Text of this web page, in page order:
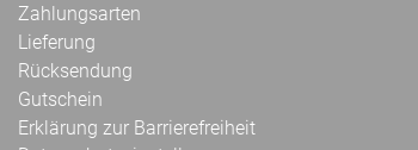
Zahlungsarten
Lieferung
Rücksendung
Gutschein
Erklärung zur Barrierefreiheit